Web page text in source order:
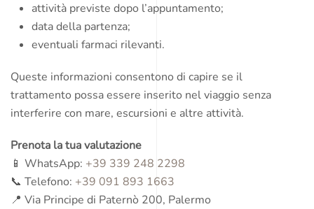
attività previste dopo l’appuntamento;
data della partenza;
eventuali farmaci rilevanti.
Queste informazioni consentono di capire se il
trattamento possa essere inserito nel viaggio senza
interferire con mare, escursioni e altre attività.
Prenota la tua valutazione
📱 WhatsApp: +39 339 248 2298
📞 Telefono: +39 091 893 1663
📍 Via Principe di Paternò 200, Palermo